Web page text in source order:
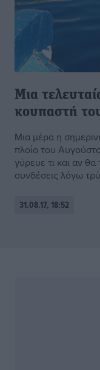
Μια
κουπαστή
Μια μέρα η
πλοίο του
γύρευε τι και αν
συνδέσεις λόγω
31.08.17, 18:52